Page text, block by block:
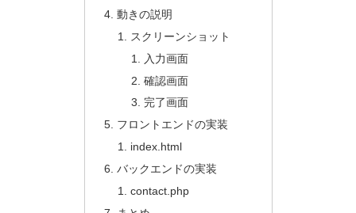
動きの説明
スクリーンショット
入力画面
確認画面
完了画面
フロントエンドの実装
index.html
バックエンドの実装
contact.php